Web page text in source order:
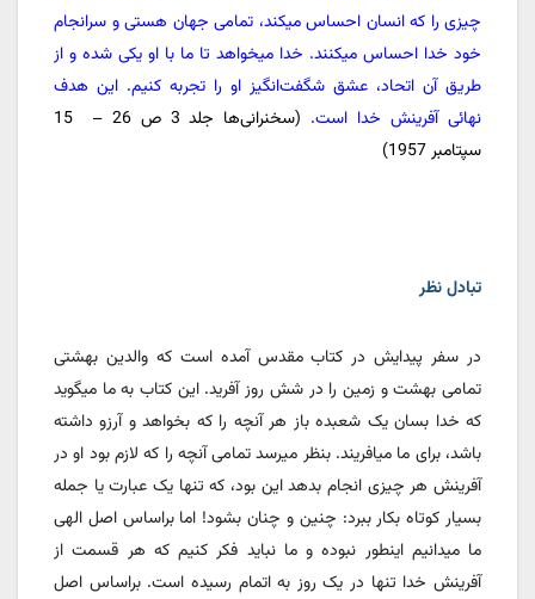
چیزی را که انسان احساس میکند، تمامی جهان هستی و سرانجام
خود خدا احساس میکنند. خدا میخواهد تا ما با او یکی شده و از
طریق آن اتحاد، عشق شگفت‌انگیز او را تجربه کنیم. این هدف
نهائی آفرینش خدا است. (سخنرانی‌ها جلد 3 ص 26 –
15
سپتامبر 1957)
تبادل نظر
در سفر پیدایش در کتاب مقدس آمده است که والدین بهشتی
تمامی بهشت و زمین را در شش روز آفرید. این کتاب به ما میگوید
که خدا بسان یک شعبده باز هر آنچه را که بخواهد و آرزو داشته
باشد، برای ما میافریند. بنظر میرسد تمامی آنچه را که لازم بود او در
آفرینش هر چیزی انجام بدهد این بود، که تنها یک عبارت یا جمله
بسیار کوتاه بکار ببرد: چنین و چنان بشود! اما براساس اصل الهی
ما میدانیم اینطور نبوده و ما نباید فکر کنیم که هر قسمت از
آفرینش خدا تنها در یک روز به اتمام رسیده است. براساس اصل